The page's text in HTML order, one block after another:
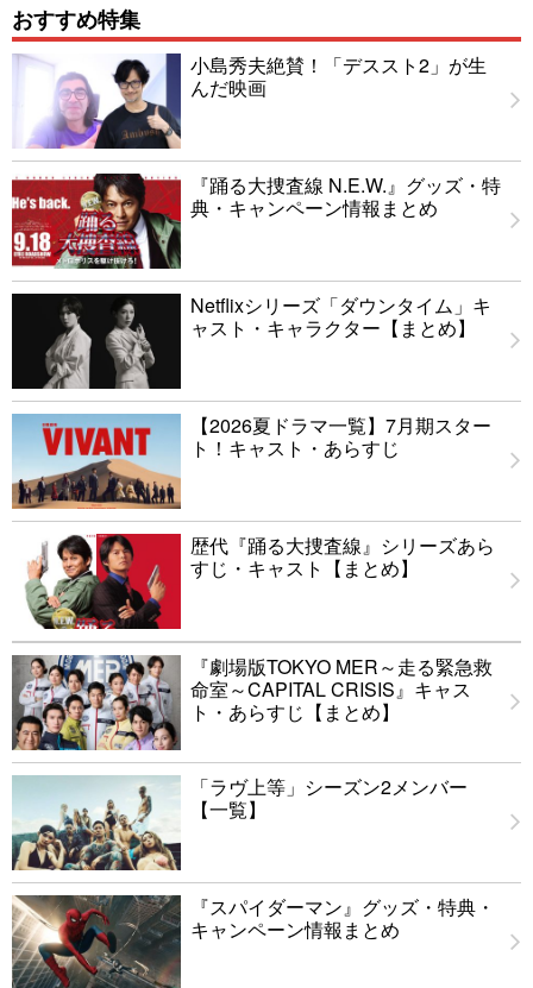
おすすめ特集
小島秀夫絶賛！「デススト2」が生
んだ映画
『踊る大捜査線 N.E.W.』グッズ・特
典・キャンペーン情報まとめ
Netflixシリーズ「ダウンタイム」キ
ャスト・キャラクター【まとめ】
【2026夏ドラマ一覧】7月期スター
ト！キャスト・あらすじ
歴代『踊る大捜査線』シリーズあら
すじ・キャスト【まとめ】
『劇場版TOKYO MER～走る緊急救
命室～CAPITAL CRISIS』キャス
ト・あらすじ【まとめ】
「ラヴ上等」シーズン2メンバー
【一覧】
『スパイダーマン』グッズ・特典・
キャンペーン情報まとめ